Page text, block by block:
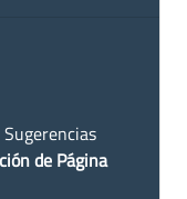
de Página